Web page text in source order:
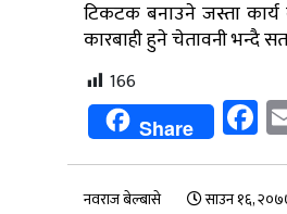
टिकटक बनाउने जस्ता कार्य
कारबाही हुने चेतावनी भन्दै
166
Share
नवराज बेल्बासे साउन १६,